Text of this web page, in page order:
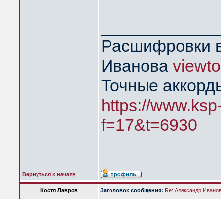
Расшифровки
Иванова
Точные
https://
f=17&t=6930
Вернуться к началу
Костя Лавров Заголовок сообщения: Re: Александр